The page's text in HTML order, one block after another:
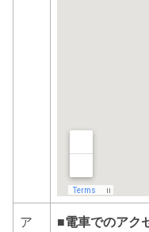
ア
■電車でのアク